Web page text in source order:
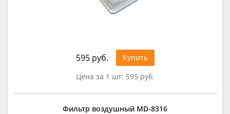
595 руб.
Купить
Цена за 1 шт: 595 руб.
Фильтр воздушный MD-8316